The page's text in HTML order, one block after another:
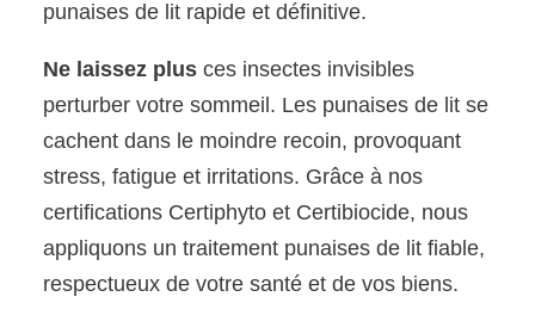
punaises de lit rapide et définitive.
Ne laissez plus ces insectes invisibles
perturber votre sommeil. Les punaises de lit se
cachent dans le moindre recoin, provoquant
stress, fatigue et irritations. Grâce à nos
certifications Certiphyto et Certibiocide, nous
appliquons un traitement punaises de lit fiable,
respectueux de votre santé et de vos biens.